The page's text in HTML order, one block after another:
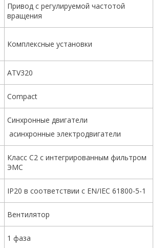
Привод с регулируемой частотой
вращения
Комплексные установки
ATV320
Compact
Синхронные двигатели
асинхронные электродвигатели
Класс С2 с интегрированным фильтром
ЭМС
IP20 в соответствии с EN/IEC 61800-5-1
Вентилятор
1 фаза